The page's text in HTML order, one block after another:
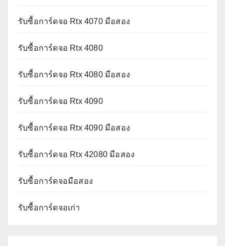
รับซื้อการ์ดจอ Rtx 4070 มือสอง
รับซื้อการ์ดจอ Rtx 4080
รับซื้อการ์ดจอ Rtx 4080 มือสอง
รับซื้อการ์ดจอ Rtx 4090
รับซื้อการ์ดจอ Rtx 4090 มือสอง
รับซื้อการ์ดจอ Rtx 42080 มือสอง
รับซื้อการ์ดจอมือสอง
รับซื้อการ์ดจอเก่า